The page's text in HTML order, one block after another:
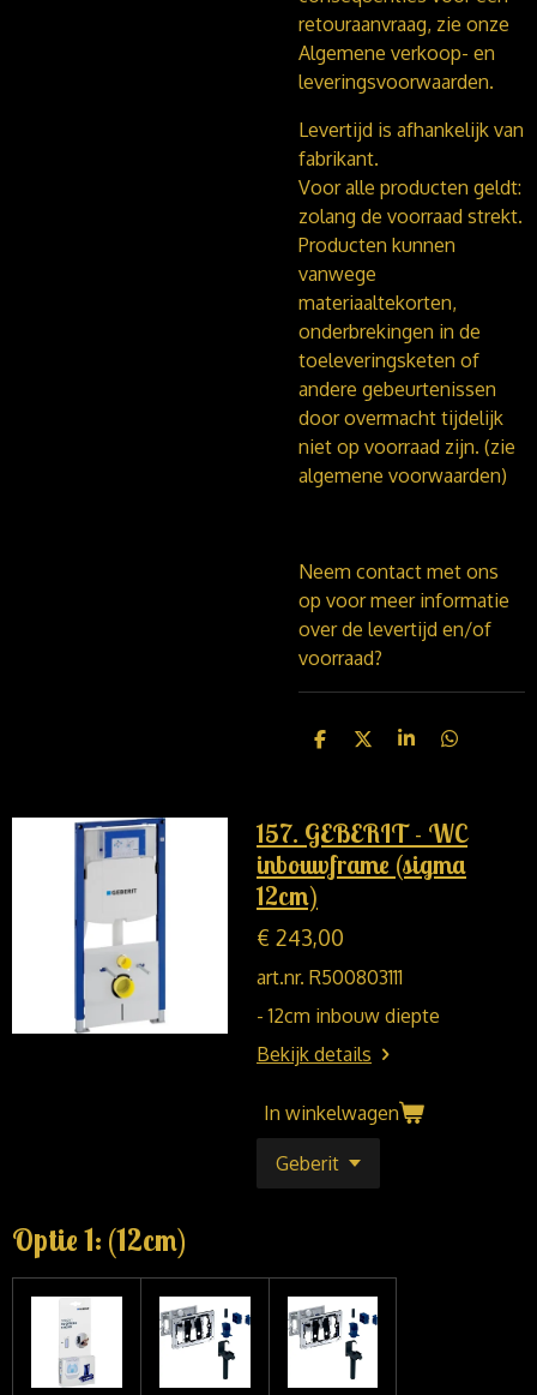
retouraanvraag, zie onze
Algemene verkoop- en
leveringsvoorwaarden.
Levertijd is afhankelijk van
fabrikant.
Voor alle producten geldt:
zolang de voorraad strekt.
Producten kunnen
vanwege
materiaaltekorten,
onderbrekingen in de
toeleveringsketen of
andere gebeurtenissen
door overmacht tijdelijk
niet op voorraad zijn. (zie
algemene voorwaarden)
Neem contact met ons
op voor meer informatie
over de levertijd en/of
voorraad?
D
n
D
S
e
D
n
157. GEBERIT - WC
inbouwframe (sigma
12cm)
€ 243,00
art.nr. R500803111
- 12cm inbouw diepte
Bekijk details
In winkelwagen
Optie 1: (12cm)